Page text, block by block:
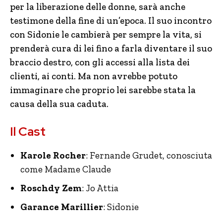
per la liberazione delle donne, sarà anche
testimone della fine di un’epoca. Il suo incontro
con Sidonie le cambierà per sempre la vita, si
prenderà cura di lei fino a farla diventare il suo
braccio destro, con gli accessi alla lista dei
clienti, ai conti. Ma non avrebbe potuto
immaginare che proprio lei sarebbe stata la
causa della sua caduta.
Il Cast
Karole Rocher: Fernande Grudet, conosciuta
come Madame Claude
Roschdy Zem: Jo Attia
Garance Marillier: Sidonie